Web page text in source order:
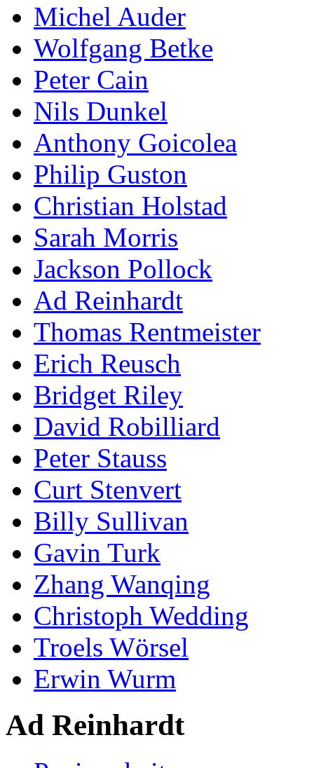
Michel Auder
Wolfgang Betke
Peter Cain
Nils Dunkel
Anthony Goicolea
Philip Guston
Christian Holstad
Sarah Morris
Jackson Pollock
Ad Reinhardt
Thomas Rentmeister
Erich Reusch
Bridget Riley
David Robilliard
Peter Stauss
Curt Stenvert
Billy Sullivan
Gavin Turk
Zhang Wanqing
Christoph Wedding
Troels Wörsel
Erwin Wurm
Ad Reinhardt